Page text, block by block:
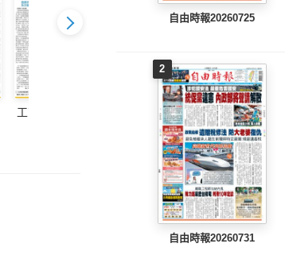
工商時報(0805 EPUB
工商時報(0804 EPUB
完整版)
自由時報20260725
2
自由時報20260731